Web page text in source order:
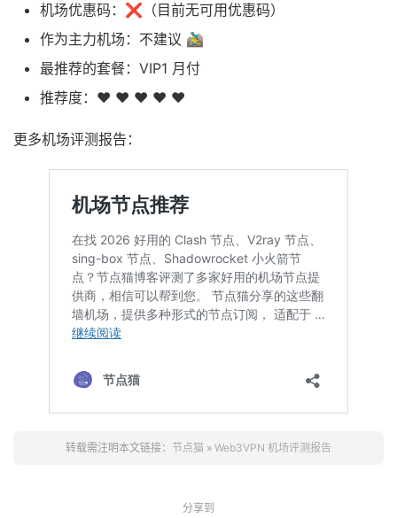
机场优惠码：❌（目前无可用优惠码）
作为主力机场：不建议 🚵‍♂️
最推荐的套餐：VIP1 月付
推荐度：❤ ❤ ❤ ❤ ❤
更多机场评测报告：
转载需注明本文链接： 节点猫 » Web3VPN 机场评测报告
分享到